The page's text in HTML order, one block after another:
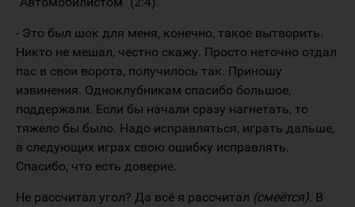
- Это был шок для меня, конечно, такое вытворить.
Никто не мешал, честно скажу. Просто неточно отдал
пас в свои ворота, получилось так. Приношу
извинения. Одноклубникам спасибо большое,
поддержали. Если бы начали сразу нагнетать, то
тяжело бы было. Надо исправляться, играть дальше,
в следующих играх свою ошибку исправлять.
Спасибо, что есть доверие.
Не рассчитал угол? Да всё я рассчитал (смеётся) . В